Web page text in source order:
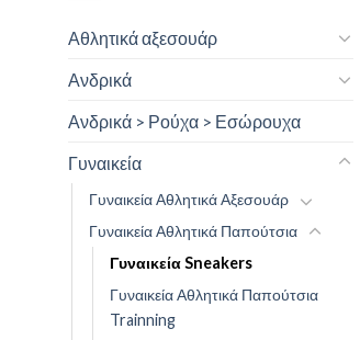
Αθλητικά αξεσουάρ
Ανδρικά
Ανδρικά > Ρούχα > Εσώρουχα
Γυναικεία
Γυναικεία Αθλητικά Αξεσουάρ
Γυναικεία Αθλητικά Παπούτσια
Γυναικεία Sneakers
Γυναικεία Αθλητικά Παπούτσια
Trainning